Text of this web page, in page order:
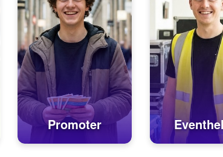
Promoter